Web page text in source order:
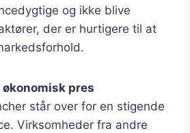
og ikke blive
der er hurtigere til at
pres
står over for en stigende
Virksomheder fra andre